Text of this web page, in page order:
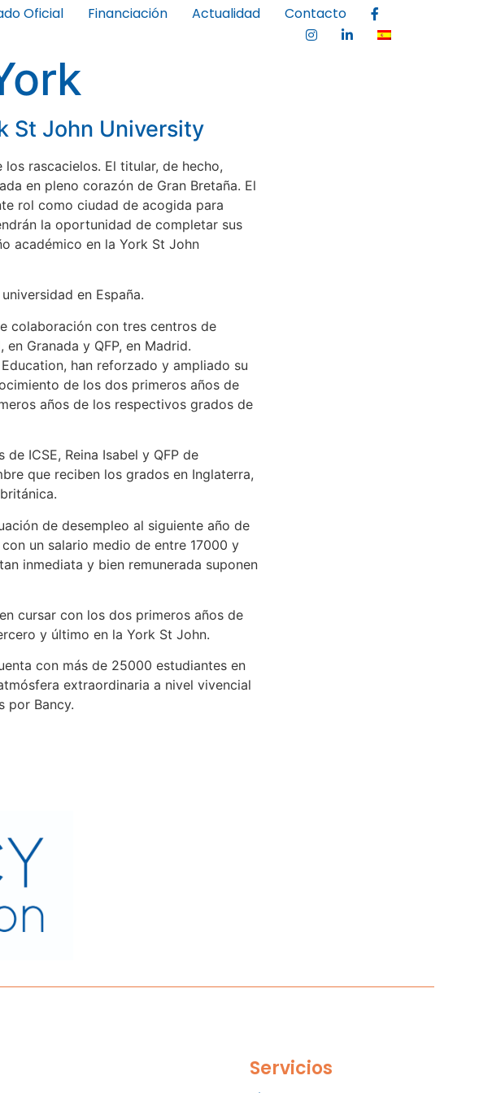
Oficial Financiación Actualidad Contacto
St John University
rascacielos. El titular, de hecho,
en pleno corazón de Gran Bretaña. El
rol como ciudad de acogida para
la oportunidad de completar sus
académico en la York St John
en España.
colaboración con tres centros de
en Granada y QFP, en Madrid.
han reforzado y ampliado su
de los dos primeros años de
años de los respectivos grados de
ICSE, Reina Isabel y QFP de
que reciben los grados en Inglaterra,
de desempleo al siguiente año de
un salario medio de entre 17000 y
inmediata y bien remunerada suponen
cursar con los dos primeros años de
y último en la York St John.
con más de 25000 estudiantes en
extraordinaria a nivel vivencial
por Bancy.
Servicios